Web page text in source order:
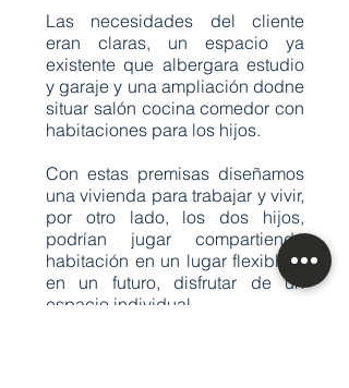
Las necesidades del cliente
eran claras, un espacio ya
existente que albergara estudio
y garaje y una ampliación dodne
situar salón cocina comedor con
habitaciones para los hijos.
Con estas premisas diseñamos
una vivienda para trabajar y vivir,
por otro lado, los dos hijos,
podrían jugar compartiendo
habitación en un lugar flexible y
en un futuro, disfrutar de un
espacio individual.